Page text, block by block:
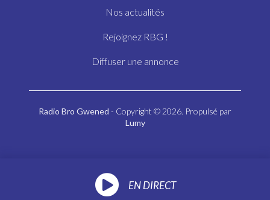
EN DIRECT
Nos actualités
Rejoignez RBG !
Diffuser une annonce
Radio Bro Gwened - Copyright © 2026. Propulsé par
Lumy